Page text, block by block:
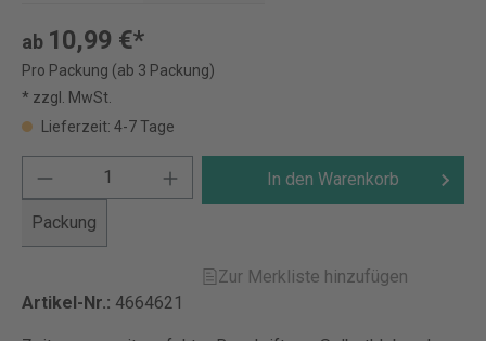
ab 10,99 €*
Pro Packung (ab 3 Packung)
* zzgl. MwSt.
Lieferzeit: 4-7 Tage
Packung
In den Warenkorb
Zur Merkliste hinzufügen
Artikel-Nr.: 4664621